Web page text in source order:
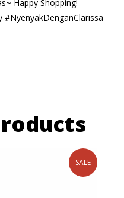
Happy Shopping!
#NyenyakDenganClarissa
SALE